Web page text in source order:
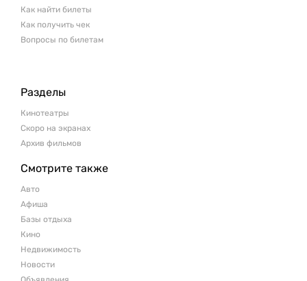
Как найти билеты
Как получить чек
Вопросы по билетам
Разделы
Кинотеатры
Скоро на экранах
Архив фильмов
Смотрите также
Авто
Афиша
Базы отдыха
Кино
Недвижимость
Новости